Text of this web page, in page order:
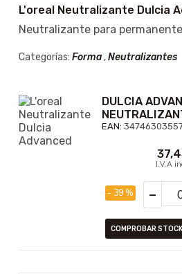
L'oreal Neutralizante Dulcia
Neutralizante para
Categorías: Forma,Neutralizantes
DULCIA
EAN:
I.V.A
- 39 % -
COMPROBAR